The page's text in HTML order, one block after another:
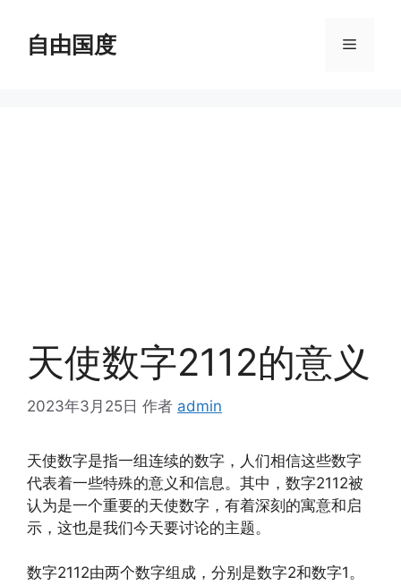
自由国度 菜
天使数字2112的意义
2023年3月25日 作者 admin
天使数字是指一组连续的数字，人们相信这些数字
代表着一些特殊的意义和信息。其中，数字2112被
认为是一个重要的天使数字，有着深刻的寓意和启
示，这也是我们今天要讨论的主题。
数字2112由两个数字组成，分别是数字2和数字1。